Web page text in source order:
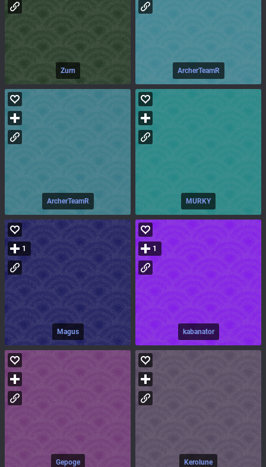
Zurn ArcherTeamR
ArcherTeamR MURKY
Magus
1
kabanator
1
Gepoge Kerolune